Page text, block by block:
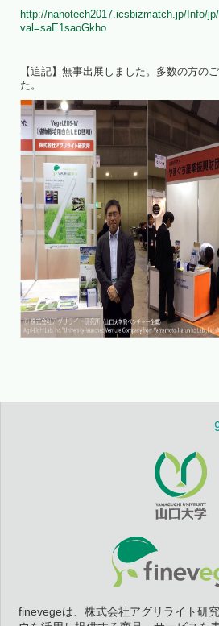
http://nanotech2017.icsbizmatch.jp/Info/
val=saE1saoGkho
【追記】無事出展しました。多数の方の
た。
finevegeは、株式会社アグリライト研